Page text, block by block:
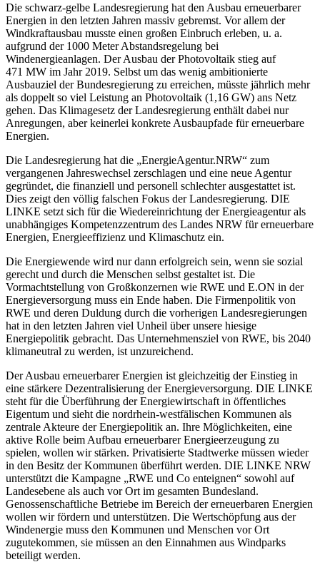
Die schwarz-gelbe Landesregierung hat den Ausbau erneuerbarer
Energien in den letzten Jahren massiv gebremst. Vor allem der
Windkraftausbau musste einen großen Einbruch erleben, u. a.
aufgrund der 1000 Meter Abstandsregelung bei
Windenergieanlagen. Der Ausbau der Photovoltaik stieg auf
471 MW im Jahr 2019. Selbst um das wenig ambitionierte
Ausbauziel der Bundesregierung zu erreichen, müsste jährlich mehr
als doppelt so viel Leistung an Photovoltaik (1,16 GW) ans Netz
gehen. Das Klimagesetz der Landesregierung enthält dabei nur
Anregungen, aber keinerlei konkrete Ausbaupfade für erneuerbare
Energien.
Die Landesregierung hat die „EnergieAgentur.NRW“ zum
vergangenen Jahreswechsel zerschlagen und eine neue Agentur
gegründet, die finanziell und personell schlechter ausgestattet ist.
Dies zeigt den völlig falschen Fokus der Landesregierung. DIE
LINKE setzt sich für die Wiedereinrichtung der Energieagentur als
unabhängiges Kompetenzzentrum des Landes NRW für erneuerbare
Energien, Energieeffizienz und Klimaschutz ein.
Die Energiewende wird nur dann erfolgreich sein, wenn sie sozial
gerecht und durch die Menschen selbst gestaltet ist. Die
Vormachtstellung von Großkonzernen wie RWE und E.ON in der
Energieversorgung muss ein Ende haben. Die Firmenpolitik von
RWE und deren Duldung durch die vorherigen Landesregierungen
hat in den letzten Jahren viel Unheil über unsere hiesige
Energiepolitik gebracht. Das Unternehmensziel von RWE, bis 2040
klimaneutral zu werden, ist unzureichend.
Der Ausbau erneuerbarer Energien ist gleichzeitig der Einstieg in
eine stärkere Dezentralisierung der Energieversorgung. DIE LINKE
steht für die Überführung der Energiewirtschaft in öffentliches
Eigentum und sieht die nordrhein-westfälischen Kommunen als
zentrale Akteure der Energiepolitik an. Ihre Möglichkeiten, eine
aktive Rolle beim Aufbau erneuerbarer Energieerzeugung zu
spielen, wollen wir stärken. Privatisierte Stadtwerke müssen wieder
in den Besitz der Kommunen überführt werden. DIE LINKE NRW
unterstützt die Kampagne „RWE und Co enteignen“ sowohl auf
Landesebene als auch vor Ort im gesamten Bundesland.
Genossenschaftliche Betriebe im Bereich der erneuerbaren Energien
wollen wir fördern und unterstützen. Die Wertschöpfung aus der
Windenergie muss den Kommunen und Menschen vor Ort
zugutekommen, sie müssen an den Einnahmen aus Windparks
beteiligt werden.